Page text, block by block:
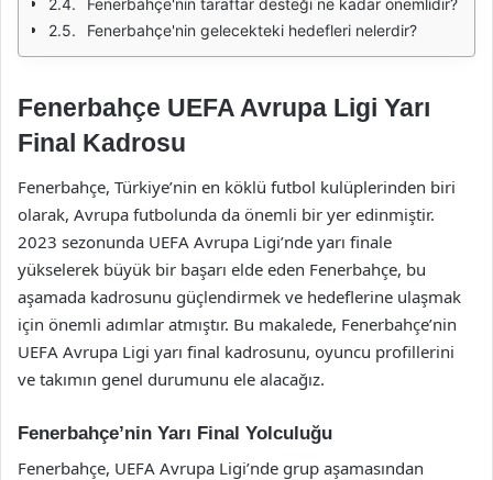
Fenerbahçe'nin taraftar desteği ne kadar önemlidir?
Fenerbahçe'nin gelecekteki hedefleri nelerdir?
Fenerbahçe UEFA Avrupa Ligi Yarı
Final Kadrosu
Fenerbahçe, Türkiye’nin en köklü futbol kulüplerinden biri
olarak, Avrupa futbolunda da önemli bir yer edinmiştir.
2023 sezonunda UEFA Avrupa Ligi’nde yarı finale
yükselerek büyük bir başarı elde eden Fenerbahçe, bu
aşamada kadrosunu güçlendirmek ve hedeflerine ulaşmak
için önemli adımlar atmıştır. Bu makalede, Fenerbahçe’nin
UEFA Avrupa Ligi yarı final kadrosunu, oyuncu profillerini
ve takımın genel durumunu ele alacağız.
Fenerbahçe’nin Yarı Final Yolculuğu
Fenerbahçe, UEFA Avrupa Ligi’nde grup aşamasından